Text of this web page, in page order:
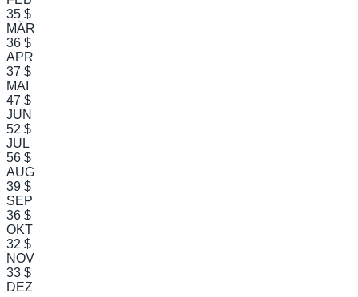
35 $
MÄR
36 $
APR
37 $
MAI
47 $
JUN
52 $
JUL
56 $
AUG
39 $
SEP
36 $
OKT
32 $
NOV
33 $
DEZ